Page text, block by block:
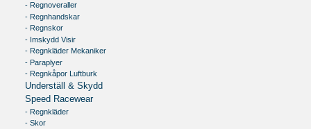
- Regnoveraller
- Regnhandskar
- Regnskor
- Imskydd Visir
- Regnkläder Mekaniker
- Paraplyer
- Regnkåpor Luftburk
Underställ & Skydd
Speed Racewear
- Regnkläder
- Skor